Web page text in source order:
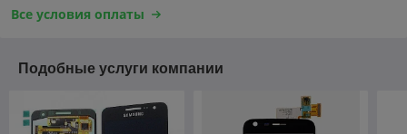
Все условия оплаты
Подобные услуги компании